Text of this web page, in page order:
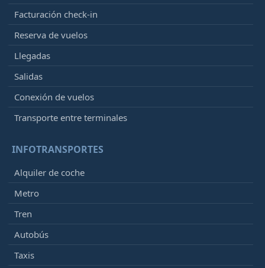
Facturación check-in
Reserva de vuelos
Llegadas
Salidas
Conexión de vuelos
Transporte entre terminales
INFOTRANSPORTES
Alquiler de coche
Metro
Tren
Autobús
Taxis